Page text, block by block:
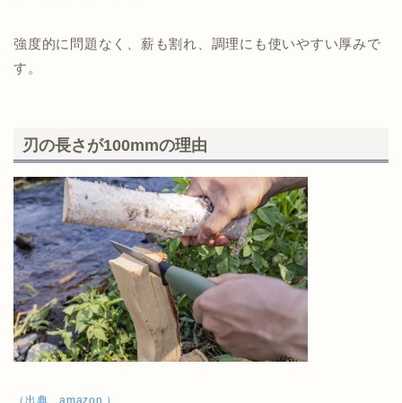
強度的に問題なく、薪も割れ、調理にも使いやすい厚みで
す。
刃の長さが100mmの理由
（出典 amazon ）